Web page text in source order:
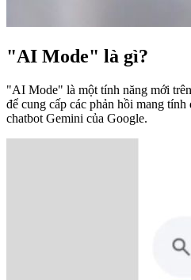
"AI Mode" là gì?
"AI Mode" là một tính năng mới
để cung cấp các phản hồi mang
chatbot Gemini của Google.